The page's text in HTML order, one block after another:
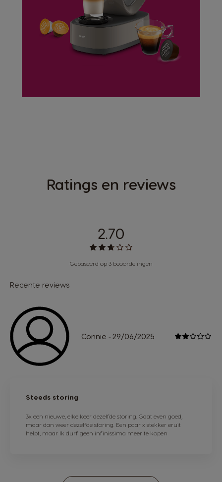
ONTDEK
Ratings en reviews
2.70
Gebaseerd op 3 beoordelingen
Recente reviews
Connie - 29/06/2025
Steeds storing
3x een nieuwe, elke keer dezelfde storing. Gaat even goed,
maar dan weer dezelfde storing. Een paar x stekker eruit
helpt, maar Ik durf geen infinissima meer te kopen